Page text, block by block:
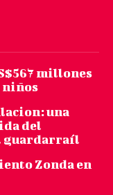
millones
niños
una
del
guardarraíl
Zonda en